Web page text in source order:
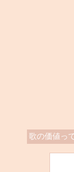
歌の価値っ